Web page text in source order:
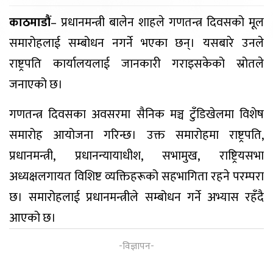
काठमाडौं– प्रधानमन्त्री बालेन शाहले गणतन्त्र दिवसको मूल
समारोहलाई सम्बोधन नगर्ने भएका छन्। यसबारे उनले
राष्ट्रपति कार्यालयलाई जानकारी गराइसकेको स्रोतले
जनाएको छ।
गणतन्त्र दिवसका अवसरमा सैनिक मञ्च टुँडिखेलमा विशेष
समारोह आयोजना गरिन्छ। उक्त समारोहमा राष्ट्रपति,
प्रधानमन्त्री, प्रधानन्यायाधीश, सभामुख, राष्ट्रियसभा
अध्यक्षलगायत विशिष्ट व्यक्तिहरूको सहभागिता रहने परम्परा
छ। समारोहलाई प्रधानमन्त्रीले सम्बोधन गर्ने अभ्यास रहँदै
आएको छ।